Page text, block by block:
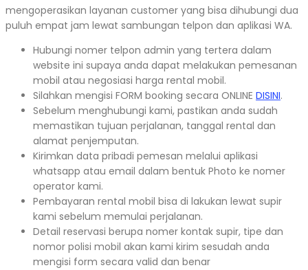
mengoperasikan layanan customer yang bisa dihubungi dua
puluh empat jam lewat sambungan telpon dan aplikasi WA.
Hubungi nomer telpon admin yang tertera dalam
website ini supaya anda dapat melakukan pemesanan
mobil atau negosiasi harga rental mobil.
Silahkan mengisi FORM booking secara ONLINE DISINI.
Sebelum menghubungi kami, pastikan anda sudah
memastikan tujuan perjalanan, tanggal rental dan
alamat penjemputan.
Kirimkan data pribadi pemesan melalui aplikasi
whatsapp atau email dalam bentuk Photo ke nomer
operator kami.
Pembayaran rental mobil bisa di lakukan lewat supir
kami sebelum memulai perjalanan.
Detail reservasi berupa nomer kontak supir, tipe dan
nomor polisi mobil akan kami kirim sesudah anda
mengisi form secara valid dan benar